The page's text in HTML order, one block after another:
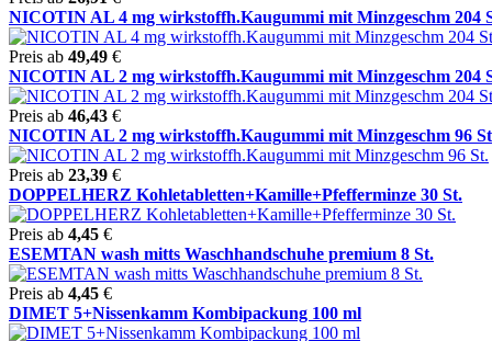
NICOTIN AL 4 mg wirkstoffh.Kaugummi mit Minzgeschm 204
Preis ab 49,49 €
NICOTIN AL 2 mg wirkstoffh.Kaugummi mit Minzgeschm 204
Preis ab 46,43 €
NICOTIN AL 2 mg wirkstoffh.Kaugummi mit Minzgeschm 96
Preis ab 23,39 €
DOPPELHERZ Kohletabletten+Kamille+Pfefferminze 30 St.
Preis ab 4,45 €
ESEMTAN wash mitts Waschhandschuhe premium 8 St.
Preis ab 4,45 €
DIMET 5+Nissenkamm Kombipackung 100 ml